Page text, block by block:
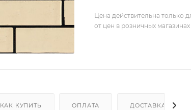
Цена действительна только
от цен в розничных магазинах
КАК КУПИТЬ ОПЛАТА ДОСТАВКА